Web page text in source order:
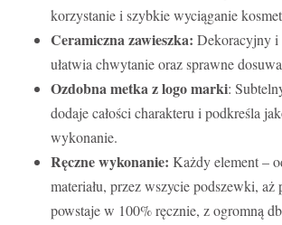
korzystanie i szybkie wyciąganie
Ceramiczna zawieszka: Dekoracyjny i
ułatwia chwytanie oraz sprawne
Ozdobna metka z logo marki:
dodaje całości charakteru i podkreśla
wykonanie.
Ręczne wykonanie: Każdy element –
materiału, przez wszycie podszewki, aż
powstaje w 100% ręcznie, z ogromną